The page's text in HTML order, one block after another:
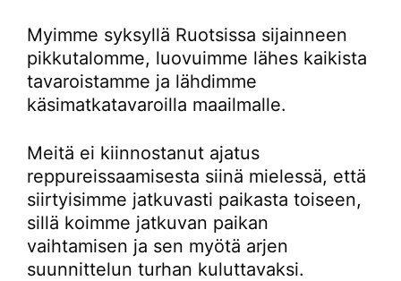
Myimme syksyllä Ruotsissa sijainneen
pikkutalomme, luovuimme lähes kaikista
tavaroistamme ja lähdimme
käsimatkatavaroilla maailmalle.
Meitä ei kiinnostanut ajatus
reppureissaamisesta siinä mielessä, että
siirtyisimme jatkuvasti paikasta toiseen,
sillä koimme jatkuvan paikan
vaihtamisen ja sen myötä arjen
suunnittelun turhan kuluttavaksi.